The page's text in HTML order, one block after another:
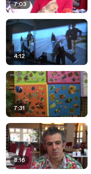
7:03
4:12
7:31
8:16